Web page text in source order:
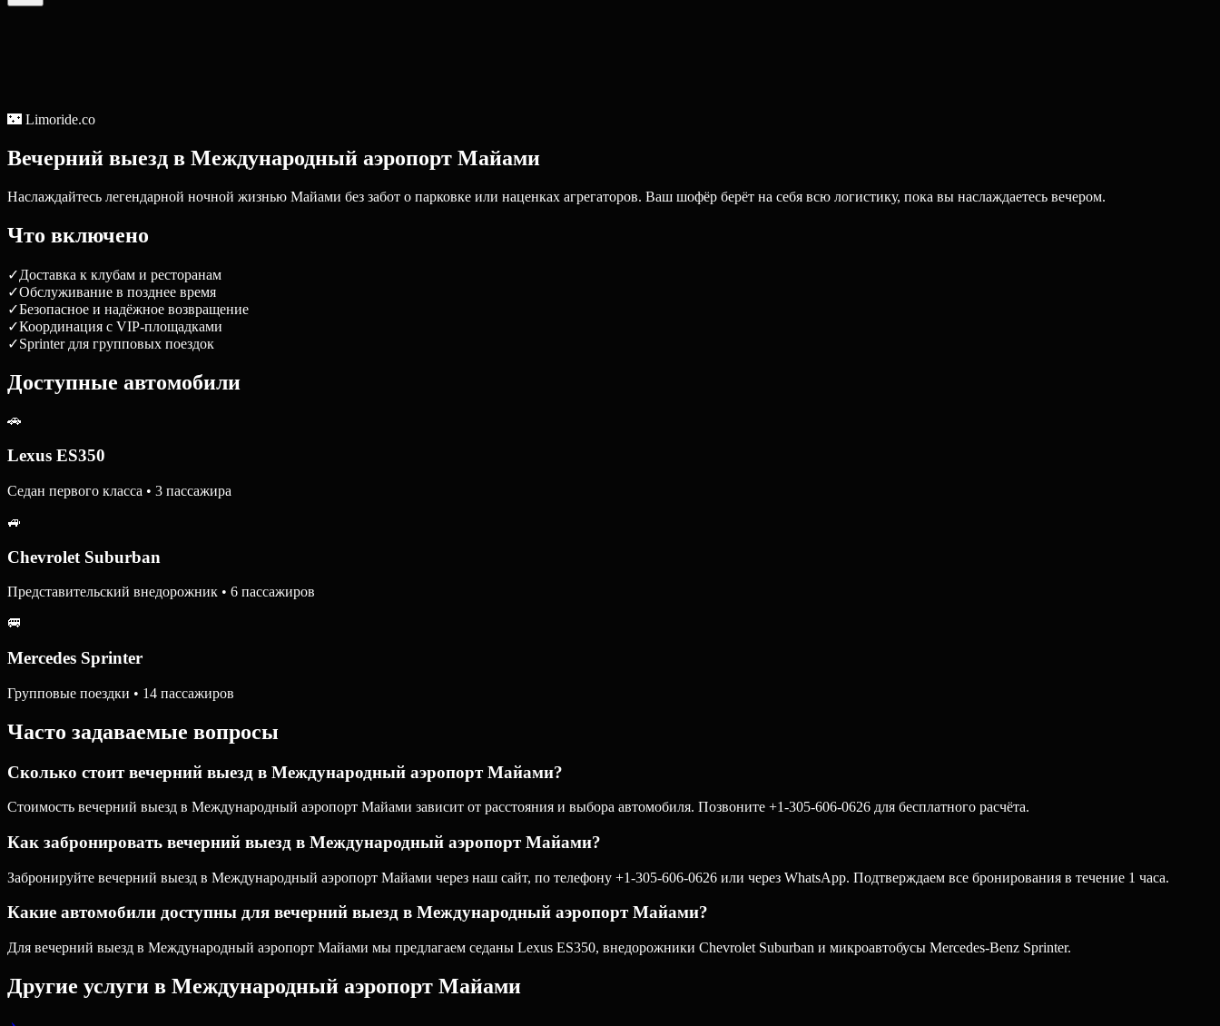
🌃 Limoride.co
Вечерний выезд в Международный аэропорт Майами
Наслаждайтесь легендарной ночной жизнью Майами без забот о парковке или наценках агрегаторов. Ваш шофёр берёт на себя всю логистику, пока вы наслаждаетесь вечером.
Что включено
✓Доставка к клубам и ресторанам
✓Обслуживание в позднее время
✓Безопасное и надёжное возвращение
✓Координация с VIP-площадками
✓Sprinter для групповых поездок
Доступные автомобили
🚗
Lexus ES350
Седан первого класса • 3 пассажира
🚙
Chevrolet Suburban
Представительский внедорожник • 6 пассажиров
🚐
Mercedes Sprinter
Групповые поездки • 14 пассажиров
Часто задаваемые вопросы
Сколько стоит вечерний выезд в Международный аэропорт Майами?
Стоимость вечерний выезд в Международный аэропорт Майами зависит от расстояния и выбора автомобиля. Позвоните +1-305-606-0626 для бесплатного расчёта.
Как забронировать вечерний выезд в Международный аэропорт Майами?
Забронируйте вечерний выезд в Международный аэропорт Майами через наш сайт, по телефону +1-305-606-0626 или через WhatsApp. Подтверждаем все бронирования в течение 1 часа.
Какие автомобили доступны для вечерний выезд в Международный аэропорт Майами?
Для вечерний выезд в Международный аэропорт Майами мы предлагаем седаны Lexus ES350, внедорожники Chevrolet Suburban и микроавтобусы Mercedes-Benz Sprinter.
Другие услуги в Международный аэропорт Майами